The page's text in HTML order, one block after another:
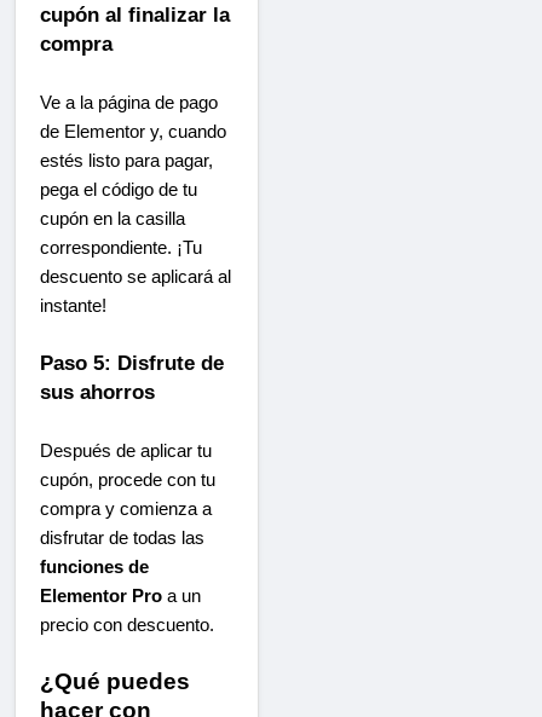
cupón al finalizar la
compra
Ve a la página de pago
de Elementor y, cuando
estés listo para pagar,
pega el código de tu
cupón en la casilla
correspondiente. ¡Tu
descuento se aplicará al
instante!
Paso 5: Disfrute de
sus ahorros
Después de aplicar tu
cupón, procede con tu
compra y comienza a
disfrutar de todas las
funciones de
Elementor Pro a un
precio con descuento.
¿Qué puedes
hacer con